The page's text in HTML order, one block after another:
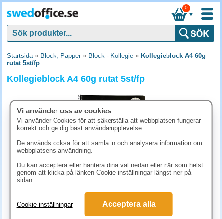
▼
0
Startsida» Block, Papper» Block - Kollegie » Kollegieblock A4 60g
rutat 5st/fp
Kollegieblock A4 60g rutat 5st/fp
161.30 kr (inkl. moms)
Vi använder oss av cookies
Vi använder Cookies för att säkerställa att webbplatsen fungerar
korrekt och ge dig bäst användarupplevelse.
De används också för att samla in och analysera information om
webbplatsens användning.
Du kan acceptera eller hantera dina val nedan eller när som helst
genom att klicka på länken Cookie-inställningar längst ner på
sidan.
Cookie-inställningar Acceptera alla